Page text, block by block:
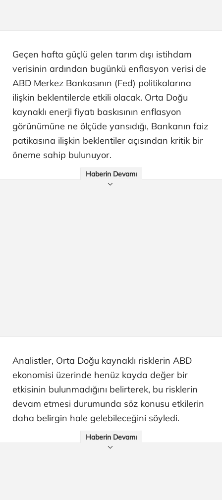
Geçen hafta güçlü gelen tarım dışı istihdam
verisinin ardından bugünkü enflasyon verisi de
ABD Merkez Bankasının (Fed) politikalarına
ilişkin beklentilerde etkili olacak. Orta Doğu
kaynaklı enerji fiyatı baskısının enflasyon
görünümüne ne ölçüde yansıdığı, Bankanın faiz
patikasına ilişkin beklentiler açısından kritik bir
öneme sahip bulunuyor.
Haberin Devamı
Analistler, Orta Doğu kaynaklı risklerin ABD
ekonomisi üzerinde henüz kayda değer bir
etkisinin bulunmadığını belirterek, bu risklerin
devam etmesi durumunda söz konusu etkilerin
daha belirgin hale gelebileceğini söyledi.
Haberin Devamı